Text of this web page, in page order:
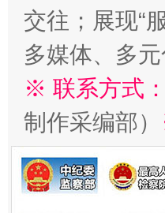
交往；展现“
多媒体、多
※ 联系方式：
制作采编部）